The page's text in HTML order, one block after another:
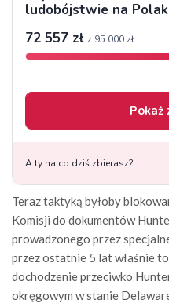
Teraz taktyką byłoby
Komisji do dokumentów
prowadzonego przez
przez ostatnie 5 lat właśnie
dochodzenie przeciwko
okręgowym w stanie